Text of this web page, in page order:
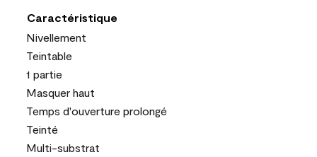
Caractéristique
Nivellement
Teintable
1 partie
Masquer haut
Temps d'ouverture prolongé
Teinté
Multi-substrat